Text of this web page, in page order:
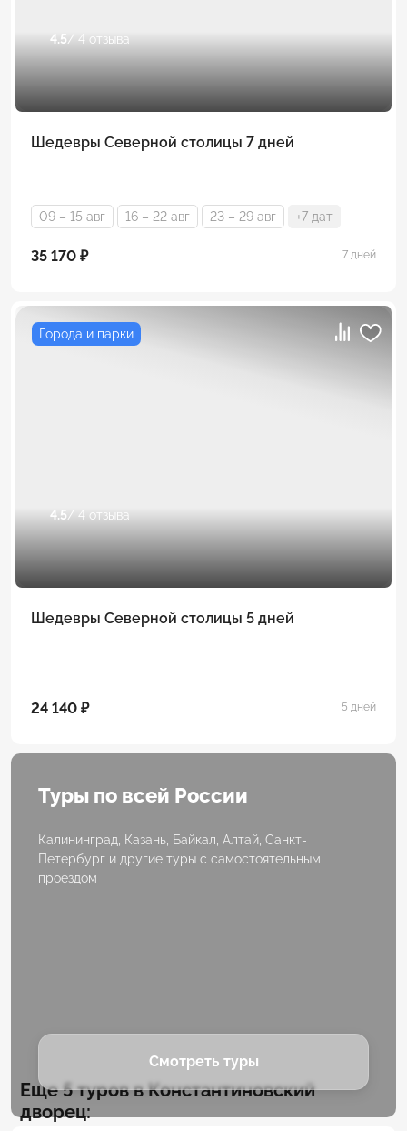
4.5/ 4 отзыва
Шедевры Северной столицы 7 дней
09 – 15 авг 16 – 22 авг 23 – 29 авг +7 дат
35 170 ₽ 7 дней
Города и парки
4.5/ 4 отзыва
Шедевры Северной столицы 5 дней
24 140 ₽ 5 дней
Туры по всей России
Калининград, Казань, Байкал, Алтай, Санкт-
Петербург и другие туры с самостоятельным
проездом
Смотреть туры
Еще 5 туров в Константиновский
дворец: